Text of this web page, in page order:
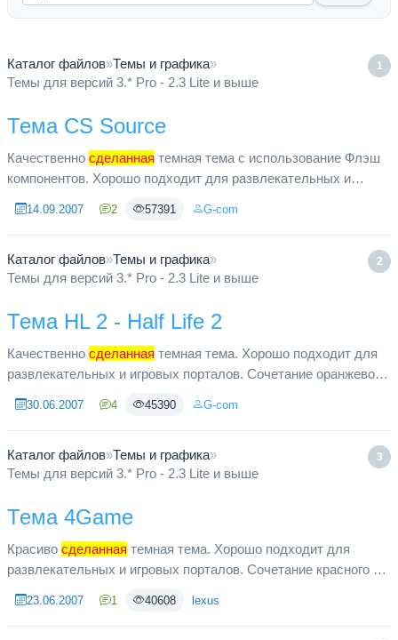
1
Каталог файлов»Темы и графика»
Темы для версий 3.* Pro - 2.3 Lite и выше
Тема CS Source
Качественно сделанная темная тема с использование Флэш
компонентов. Хорошо подходит для развлекательных и
фиолетового цветов. Соде...
14.09.2007 2 57391 G-com
2
Каталог файлов»Темы и графика»
Темы для версий 3.* Pro - 2.3 Lite и выше
Тема HL 2 - Half Life 2
Качественно сделанная темная тема. Хорошо подходит для
развлекательных и игровых порталов. Сочетание оранжевого
графических...
30.06.2007 4 45390 G-com
3
Каталог файлов»Темы и графика»
Темы для версий 3.* Pro - 2.3 Lite и выше
Тема 4Game
Красиво сделанная темная тема. Хорошо подходит для
развлекательных и игровых порталов. Сочетание красного и
23.06.2007 1 40608 lexus